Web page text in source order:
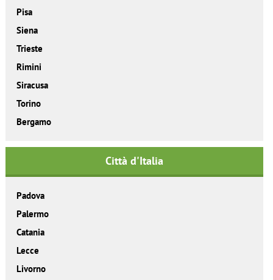
Pisa
Siena
Trieste
Rimini
Siracusa
Torino
Bergamo
Città d'Italia
Padova
Palermo
Catania
Lecce
Livorno